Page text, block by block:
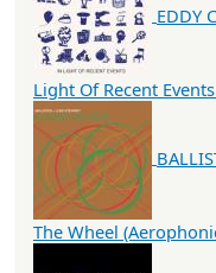
EDDY
Light Of Recent Events
The Wheel